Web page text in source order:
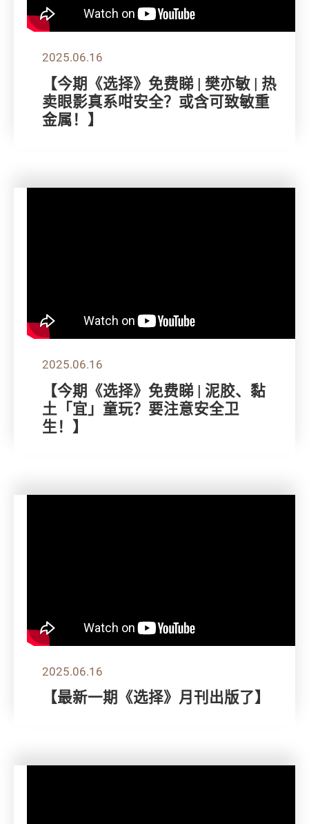
2025.06.16
【今期《选择》免费睇 | 樊亦敏 | 热
卖眼影真系咁安全？或含可致敏重
金属！】
2025.06.16
【今期《选择》免费睇 | 泥胶、黏
土「宜」童玩？要注意安全卫
生！】
2025.06.16
【最新一期《选择》月刊出版了】